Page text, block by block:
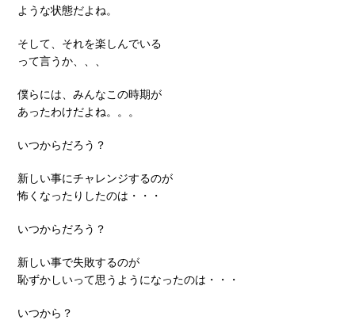
ような状態だよね。
そして、それを楽しんでいる
って言うか、、、
僕らには、みんなこの時期が
あったわけだよね。。。
いつからだろう？
新しい事にチャレンジするのが
怖くなったりしたのは・・・
いつからだろう？
新しい事で失敗するのが
恥ずかしいって思うようになったのは・・・
いつから？